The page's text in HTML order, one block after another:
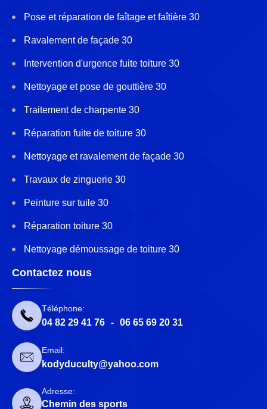
Pose et réparation de faîtage et faîtière 30
Ravalement de façade 30
Intervention d'urgence fuite toiture 30
Nettoyage et pose de gouttière 30
Traitement de charpente 30
Réparation fuite de toiture 30
Nettoyage et ravalement de façade 30
Travaux de zinguerie 30
Peinture sur tuile 30
Réparation toiture 30
Nettoyage démoussage de toiture 30
Contactez nous
Téléphone:
04 82 29 41 76 - 06 65 69 20 31
Email:
kodyduculty@yahoo.com
Adresse:
Chemin des sports